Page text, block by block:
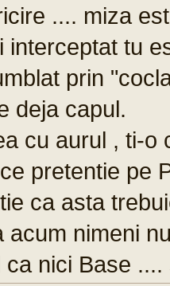
.... miza
interceptat tu
prin
deja capul.
cu aurul , ti-o
pretentie pe
ca asta
acum nimeni
ca nici Base